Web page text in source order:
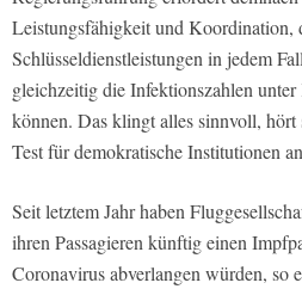
Leistungsfähigkeit und Koordination,
Schlüsseldienstleistungen in jedem
gleichzeitig die Infektionszahlen
können. Das klingt alles sinnvoll, hört
Test für demokratische Institutionen
Seit letztem Jahr haben
ihren Passagieren künftig einen
Coronavirus abverlangen würden, so